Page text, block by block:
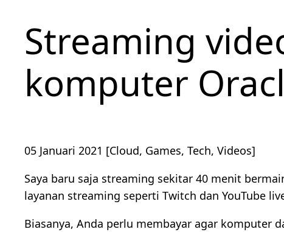
Streaming
komputer
05 Januari 2021 [Cloud, Games, Tech, Videos]
Saya baru saja streaming sekitar 40 menit
layanan streaming seperti Twitch dan YouTube
Biasanya, Anda perlu membayar agar komputer